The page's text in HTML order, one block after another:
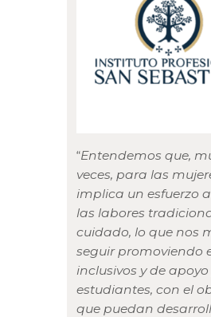
“Entendemos que,
veces, para las
implica un esfuerzo
las labores
cuidado, lo que nos
seguir promoviendo
inclusivos y de
estudiantes, con el
que puedan